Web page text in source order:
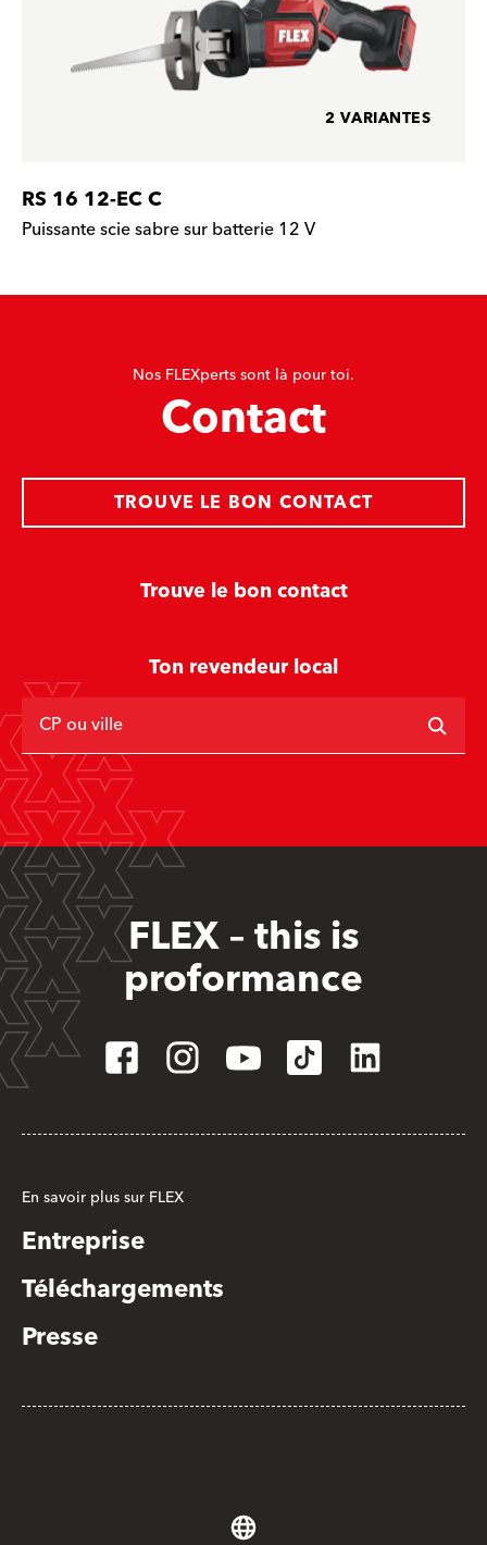
2 VARIANTES
RS 16 12-EC C
Puissante scie sabre sur batterie 12 V
Nos FLEXperts sont là pour toi.
Contact
Trouve le bon contact
TROUVE LE BON CONTACT
Ton revendeur local
CP ou ville
FLEX – this is
proformance
En savoir plus sur FLEX
Entreprise
Téléchargements
Presse